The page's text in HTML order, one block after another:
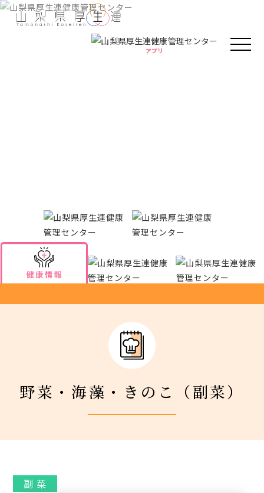
アプリ
アプリ
イベント
健康情報
新型コロナウイルス対策
野菜・海藻・きのこ（副菜）
副 菜